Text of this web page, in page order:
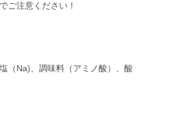
ご注意ください！
（Na)、調味料（アミノ酸）、酸